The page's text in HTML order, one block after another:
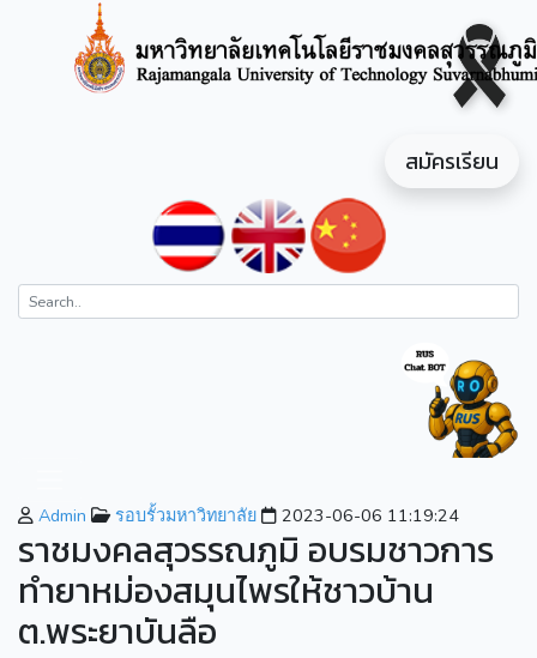
สมัครเรียน
Admin รอบรั้วมหาวิทยาลัย 2023-06-06 11:19:24
ราชมงคลสุวรรณภูมิ อบรมชาวการ
ทำยาหม่องสมุนไพรให้ชาวบ้าน
ต.พระยาบันลือ